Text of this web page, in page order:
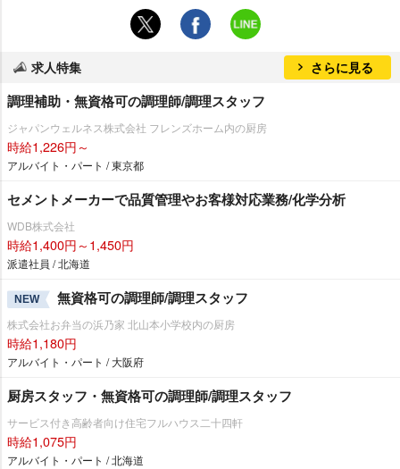
求人特集 さらに見る
調理補助・無資格可の調理師/調理スタッフ
ジャパンウェルネス株式会社 フレンズホーム内の厨房
時給1,226円～
アルバイト・パート / 東京都
セメントメーカーで品質管理やお客様対応業務/化学分析
WDB株式会社
時給1,400円～1,450円
派遣社員 / 北海道
NEW 無資格可の調理師/調理スタッフ
株式会社お弁当の浜乃家 北山本小学校内の厨房
時給1,180円
アルバイト・パート / 大阪府
厨房スタッフ・無資格可の調理師/調理スタッフ
サービス付き高齢者向け住宅フルハウス二十四軒
時給1,075円
アルバイト・パート / 北海道